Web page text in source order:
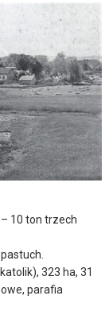
10 ton trzech
323 ha, 31
parafia